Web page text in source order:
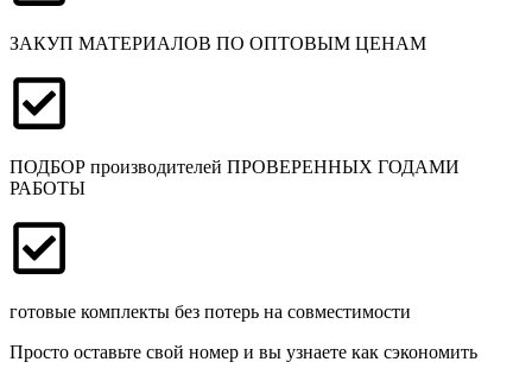
ЗАКУП МАТЕРИАЛОВ ПО ОПТОВЫМ ЦЕНАМ
ПОДБОР производителей ПРОВЕРЕННЫХ ГОДАМИ
РАБОТЫ
готовые комплекты без потерь на совместимости
Просто оставьте свой номер и вы узнаете как сэкономить